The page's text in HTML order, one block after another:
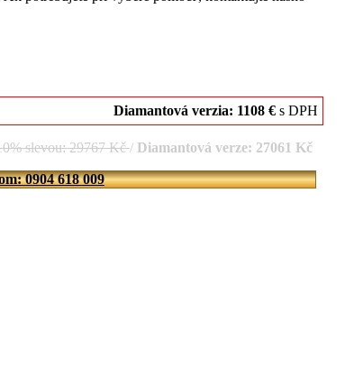
Diamantová verzia: 1108 €s DPH
slevou: 29767 Kč/ Diamantová verze: 27061 Kč
0904 618 009